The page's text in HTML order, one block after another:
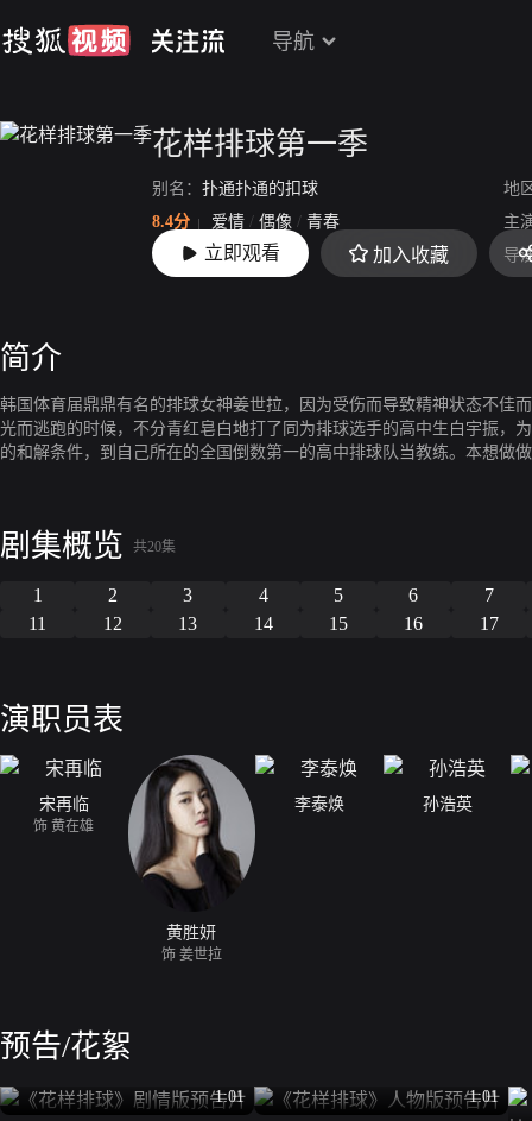
导航
花样排球第一季
别名： 扑通扑通的扣球
地
8.4分
爱情 / 偶像 / 青春
主
上映： 2016-02-20 导
立即观看 加入收藏
简介
韩国体育届鼎鼎有名的排球女神姜世拉，因为受伤而导致精神状态不佳
光而逃跑的时候，不分青红皂白地打了同为排球选手的高中生白宇振，
的和解条件，到自己所在的全国倒数第一的高中排球队当教练。本想做
剧集概览 共20集
1 2 3 4 5 6
7
11
12 13 14 15 16 17
演职员表
宋再临
饰 黄在雄
黄胜妍
饰 姜世拉
李泰焕 孙浩英
预告/花絮
1:01
1:01